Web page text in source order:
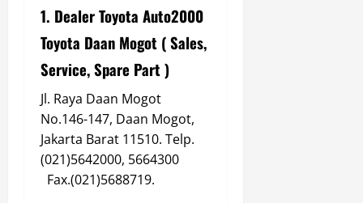
1. Dealer Toyota Auto2000
Toyota Daan Mogot ( Sales,
Service, Spare Part )
Jl. Raya Daan Mogot
No.146-147, Daan Mogot,
Jakarta Barat 11510. Telp.
(021)5642000, 5664300
Fax.(021)5688719.